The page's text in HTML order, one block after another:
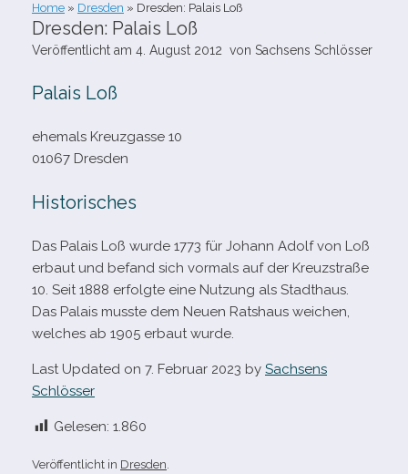
Home » Dresden » Dresden: Palais Loß
Dresden: Palais Loß
Veröffentlicht am 4. August 2012 von Sachsens Schlösser
Palais Loß
ehe­mals Kreuzgasse 10
01067 Dresden
Historisches
Das Palais Loß wurde 1773 für Johann Adolf von Loß
erbaut und befand sich vor­mals auf der Kreuzstraße
10. Seit 1888 erfolgte eine Nutzung als Stadthaus.
Das Palais musste dem Neuen Ratshaus wei­chen,
wel­ches ab 1905 erbaut wurde.
Last Updated on 7. Februar 2023 by Sachsens
Schlösser
Gelesen: 1.860
Veröffentlicht in Dresden